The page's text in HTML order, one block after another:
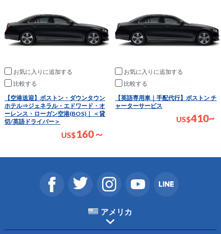
お気に入りに追加
比較
【空港送迎】ボストン・ダウンタウン
ホテル⇒ジェネラル・エドワード・オ
ーレンス・ローガン空港(BOS)｜ ＜貸
切/英語ドライバー＞
US$160～
お気に入りに追加
比較
【英語専用車｜手配代行】ボストン チ
ャーターサービス
US$410~
アメリカ